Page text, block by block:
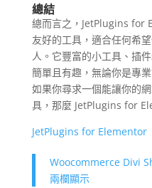
總結
總而言之，JetPlugins for
友好的工具，適合任何希
人。它豐富的小工具、插
簡單且有趣，無論你是專
如果你尋求一個能讓你的
具，那麼 JetPlugins for
JetPlugins for Elementor
Woocommerce Divi
兩欄顯示